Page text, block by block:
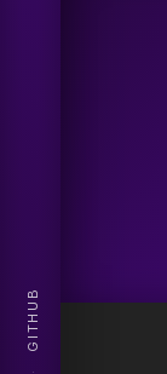
GITHUB